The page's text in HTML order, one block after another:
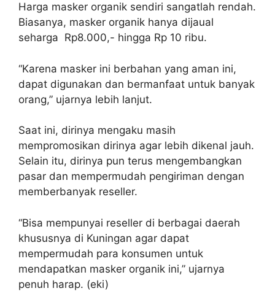
Harga masker organik sendiri sangatlah rendah.
Biasanya, masker organik hanya dijaual
seharga Rp8.000,- hingga Rp 10 ribu.
“Karena masker ini berbahan yang aman ini,
dapat digunakan dan bermanfaat untuk banyak
orang,” ujarnya lebih lanjut.
Saat ini, dirinya mengaku masih
mempromosikan dirinya agar lebih dikenal jauh.
Selain itu, dirinya pun terus mengembangkan
pasar dan mempermudah pengiriman dengan
memberbanyak reseller.
“Bisa mempunyai reseller di berbagai daerah
khususnya di Kuningan agar dapat
mempermudah para konsumen untuk
mendapatkan masker organik ini,” ujarnya
penuh harap. (eki)